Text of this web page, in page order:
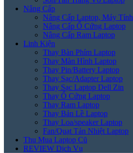
Nâng Cấp
Nâng Cấp Laptop, Máy Tính
Nâng Cấp Ổ Cứng Laptop
Nâng Cấp Ram Laptop
Linh Kiện
Thay Bàn Phím Laptop
Thay Màn Hình Laptop
Thay Pin/Battery Laptop
Thay Sạc/Adapter Laptop
Thay Sạc Laptop Dell Zin
Thay Ổ Cứng Laptop
Thay Ram Laptop
Thay Bản Lề Laptop
Thay Loa/speaker Laptop
Fan/Quạt Tản Nhiệt Laptop
Thu Mua Laptop Cũ
REVIEW Dịch Vụ